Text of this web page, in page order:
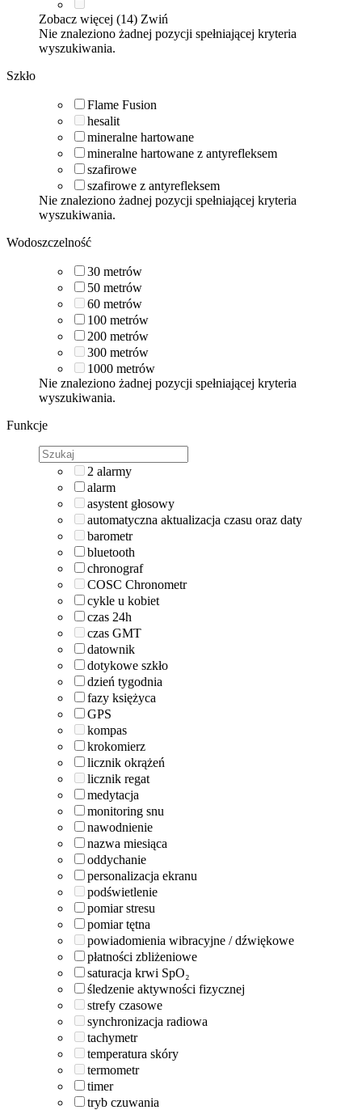
Zobacz więcej (14) Zwiń
Nie znaleziono żadnej pozycji spełniającej kryteria
wyszukiwania.
Szkło
Flame Fusion
hesalit
mineralne hartowane
mineralne hartowane z antyrefleksem
szafirowe
szafirowe z antyrefleksem
Nie znaleziono żadnej pozycji spełniającej kryteria
wyszukiwania.
Wodoszczelność
30 metrów
50 metrów
60 metrów
100 metrów
200 metrów
300 metrów
1000 metrów
Nie znaleziono żadnej pozycji spełniającej kryteria
wyszukiwania.
Funkcje
2 alarmy
alarm
asystent głosowy
automatyczna aktualizacja czasu oraz daty
barometr
bluetooth
chronograf
COSC Chronometr
cykle u kobiet
czas 24h
czas GMT
datownik
dotykowe szkło
dzień tygodnia
fazy księżyca
GPS
kompas
krokomierz
licznik okrążeń
licznik regat
medytacja
monitoring snu
nawodnienie
nazwa miesiąca
oddychanie
personalizacja ekranu
podświetlenie
pomiar stresu
pomiar tętna
powiadomienia wibracyjne / dźwiękowe
płatności zbliżeniowe
saturacja krwi SpO₂
śledzenie aktywności fizycznej
strefy czasowe
synchronizacja radiowa
tachymetr
temperatura skóry
termometr
timer
tryb czuwania